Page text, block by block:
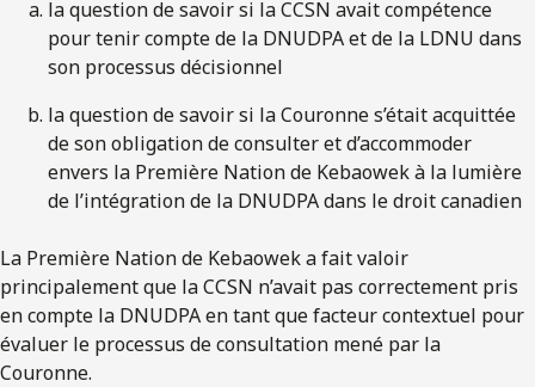
la question de savoir si la CCSN avait compétence
pour tenir compte de la DNUDPA et de la LDNU dans
son processus décisionnel
la question de savoir si la Couronne s’était acquittée
de son obligation de consulter et d’accommoder
envers la Première Nation de Kebaowek à la lumière
de l’intégration de la DNUDPA dans le droit canadien
La Première Nation de Kebaowek a fait valoir
principalement que la CCSN n’avait pas correctement pris
en compte la DNUDPA en tant que facteur contextuel pour
évaluer le processus de consultation mené par la
Couronne.